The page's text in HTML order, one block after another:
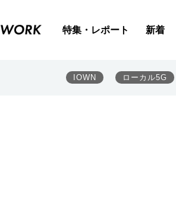
特集・レポート 新着
IOWN ローカル5G